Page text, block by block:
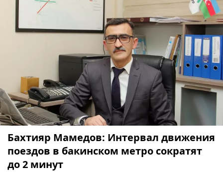
Бахтияр Мамедов: Интервал движения
поездов в бакинском метро сократят
до 2 минут